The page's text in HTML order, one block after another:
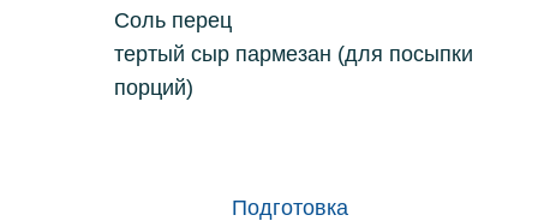
Соль перец
тертый сыр пармезан (для посыпки
порций)
Подготовка